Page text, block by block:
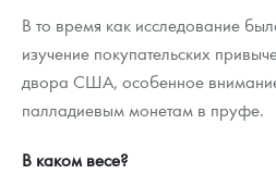
В то время как исследование
изучение покупательских
двора США, особенное
палладиевым монетам в пруфе.
В каком весе?